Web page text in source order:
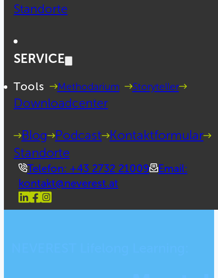
Standorte
SERVICE
Tools Methodarium Storyteller
Downloadcenter
Blog Podcast Kontaktformular
Standorte
Telefon: +43 2732 21009
Email:
kontakt@neverest.at